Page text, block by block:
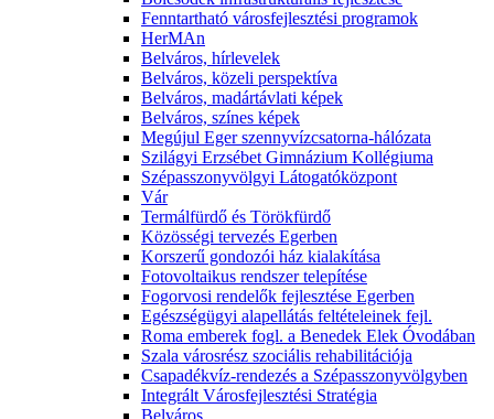
Fenntartható városfejlesztési programok
HerMAn
Belváros, hírlevelek
Belváros, közeli perspektíva
Belváros, madártávlati képek
Belváros, színes képek
Megújul Eger szennyvízcsatorna-hálózata
Szilágyi Erzsébet Gimnázium Kollégiuma
Szépasszonyvölgyi Látogatóközpont
Vár
Termálfürdő és Törökfürdő
Közösségi tervezés Egerben
Korszerű gondozói ház kialakítása
Fotovoltaikus rendszer telepítése
Fogorvosi rendelők fejlesztése Egerben
Egészségügyi alapellátás feltételeinek fejl.
Roma emberek fogl. a Benedek Elek Óvodában
Szala városrész szociális rehabilitációja
Csapadékvíz-rendezés a Szépasszonyvölgyben
Integrált Városfejlesztési Stratégia
Belváros